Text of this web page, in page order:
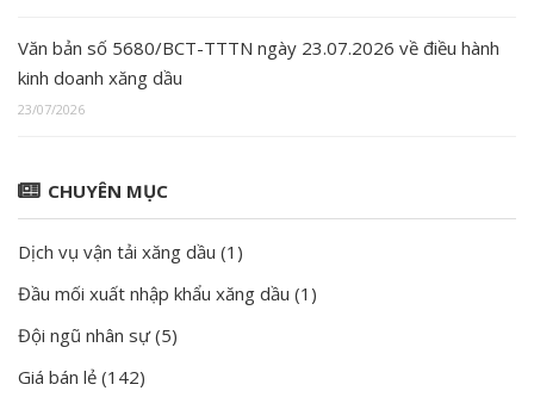
Văn bản số 5680/BCT-TTTN ngày 23.07.2026 về điều hành
kinh doanh xăng dầu
23/07/2026
CHUYÊN MỤC
Dịch vụ vận tải xăng dầu (1)
Đầu mối xuất nhập khẩu xăng dầu (1)
Đội ngũ nhân sự(5)
Giá bán lẻ (142)